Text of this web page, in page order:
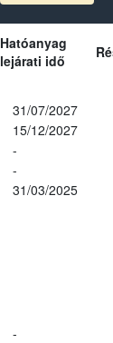
Hatóanyag
lejárati idő
31/07/2027
15/12/2027
-
-
31/03/2025
-